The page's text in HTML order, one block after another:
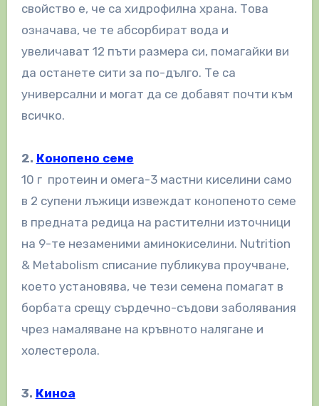
свойство е, че са хидрофилна храна. Това
означава, че те абсорбират вода и
увеличават 12 пъти размера си, помагайки ви
да останете сити за по-дълго. Те са
универсални и могат да се добавят почти към
всичко.
2. Конопено семе
10 г протеин и омега-3 мастни киселини само
в 2 супени лъжици извеждат конопеното семе
в предната редица на растителни източници
на 9-те незаменими аминокиселини. Nutrition
& Metabolism списание публикува проучване,
което установява, че тези семена помагат в
борбата срещу сърдечно-съдови заболявания
чрез намаляване на кръвното налягане и
холестерола.
3. Киноа